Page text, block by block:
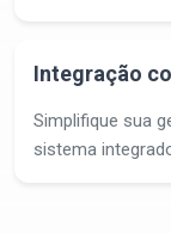
Integração
Simplifique sua
sistema